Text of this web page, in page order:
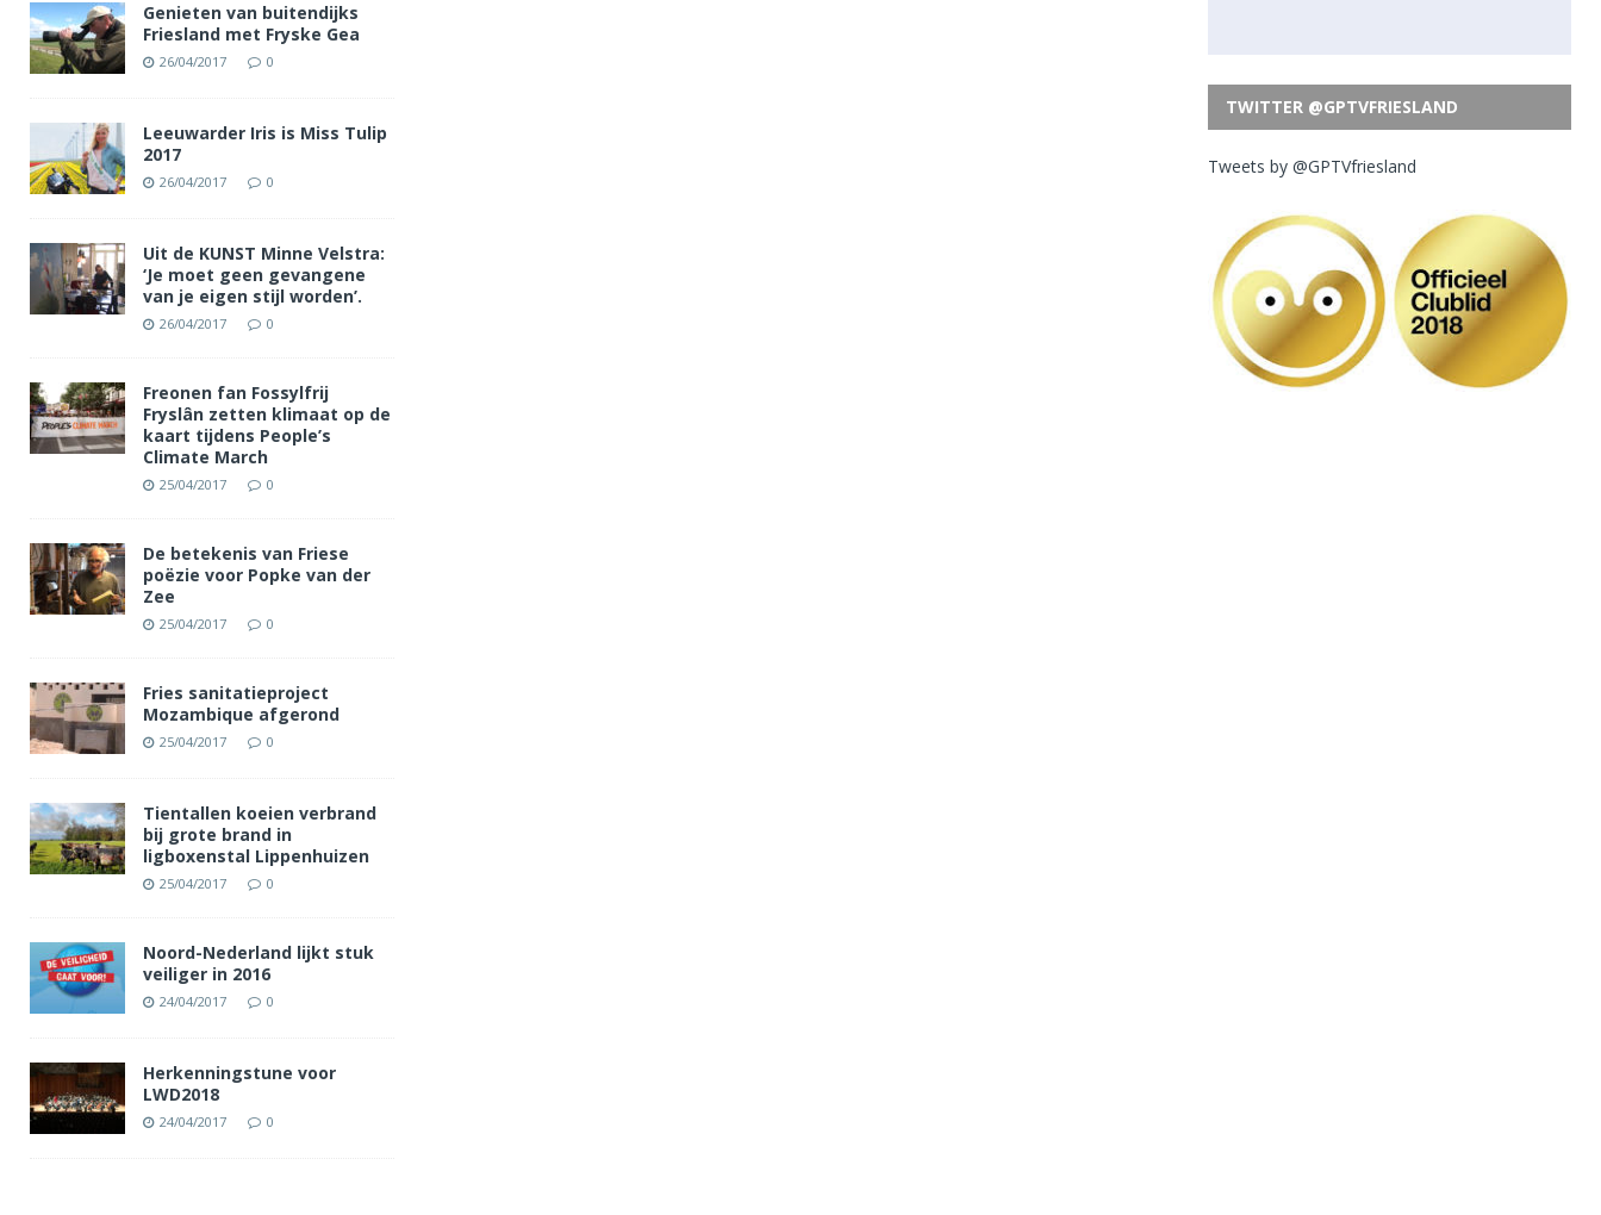
Genieten van buitendijks
Friesland met Fryske Gea
26/04/2017 0
Leeuwarder Iris is Miss Tulip
2017
26/04/2017 0
Uit de KUNST Minne Velstra:
‘Je moet geen gevangene
van je eigen stijl worden’.
26/04/2017 0
Freonen fan Fossylfrij
Fryslân zetten klimaat op de
kaart tijdens People’s
Climate March
25/04/2017 0
De betekenis van Friese
poëzie voor Popke van der
Zee
25/04/2017 0
Fries sanitatieproject
Mozambique afgerond
25/04/2017 0
Tientallen koeien verbrand
bij grote brand in
ligboxenstal Lippenhuizen
25/04/2017 0
Noord-Nederland lijkt stuk
veiliger in 2016
24/04/2017 0
Herkenningstune voor
LWD2018
24/04/2017 0
TWITTER @GPTVFRIESLAND
Tweets by @GPTVfriesland